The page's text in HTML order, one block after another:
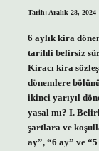
Tarih: Aralık 28, 2024
6 aylık kira
tarihli belirsiz
Kiracı kira
dönemlere
ikinci yarıyıl
yasal mı? I.
şartlara ve
ay”, “6 ay” ve